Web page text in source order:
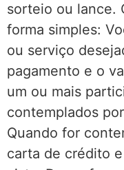
sorteio ou lance.
forma simples:
ou serviço
pagamento e o
um ou mais
contemplados
Quando for
carta de crédito